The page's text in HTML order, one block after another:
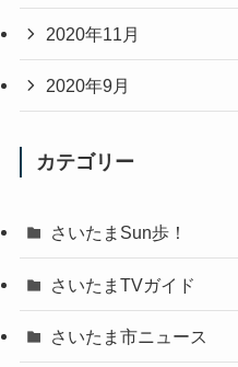
2020年11月
2020年9月
カテゴリー
さいたまSun歩！
さいたまTVガイド
さいたま市ニュース